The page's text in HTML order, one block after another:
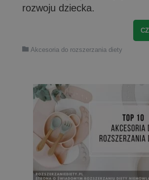
rozwoju dziecka.
Akcesoria do rozszerzania diety